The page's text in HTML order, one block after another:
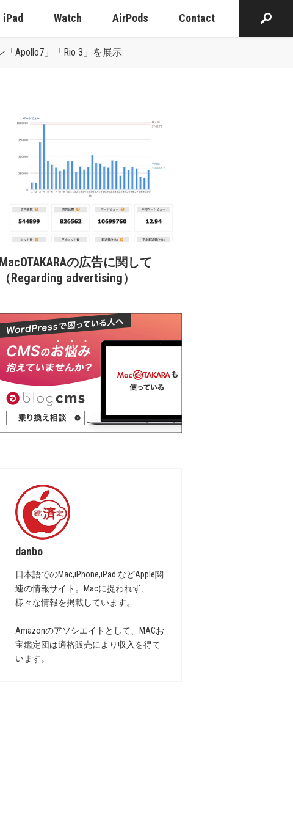
iPad Watch AirPods Contact
Apollo7」「Rio 3」を展示
MacOTAKARAの広告に関して
（Regarding advertising）
danbo
日本語でのMac,iPhone,iPad などApple関
連の情報サイト。Macに捉われず、
様々な情報を掲載しています。
Amazonのアソシエイトとして、MACお
宝鑑定団は適格販売により収入を得て
います。